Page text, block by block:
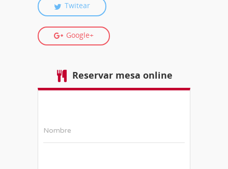
Twitear
Google+
Reservar mesa online
Nombre